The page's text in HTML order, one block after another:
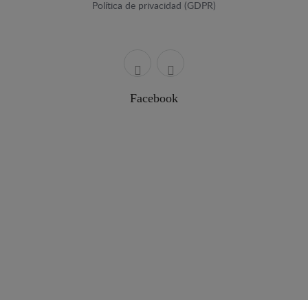
Política de privacidad (GDPR)
Facebook